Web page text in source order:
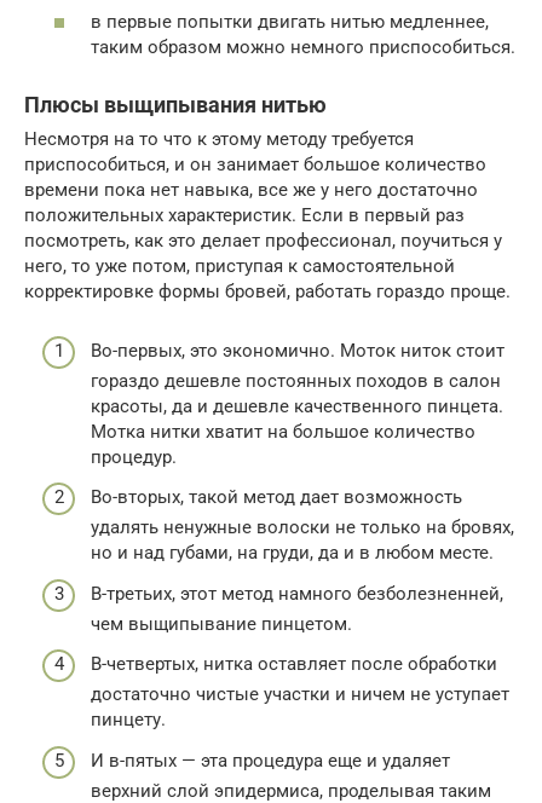
в первые попытки двигать нитью медленнее,
таким образом можно немного приспособиться.
Плюсы выщипывания нитью
Несмотря на то что к этому методу требуется
приспособиться, и он занимает большое количество
времени пока нет навыка, все же у него достаточно
положительных характеристик. Если в первый раз
посмотреть, как это делает профессионал, поучиться у
него, то уже потом, приступая к самостоятельной
корректировке формы бровей, работать гораздо проще.
Во-первых, это экономично. Моток ниток стоит
гораздо дешевле постоянных походов в салон
красоты, да и дешевле качественного пинцета.
Мотка нитки хватит на большое количество
процедур.
Во-вторых, такой метод дает возможность
удалять ненужные волоски не только на бровях,
но и над губами, на груди, да и в любом месте.
В-третьих, этот метод намного безболезненней,
чем выщипывание пинцетом.
В-четвертых, нитка оставляет после обработки
достаточно чистые участки и ничем не уступает
пинцету.
И в-пятых — эта процедура еще и удаляет
верхний слой эпидермиса, проделывая таким